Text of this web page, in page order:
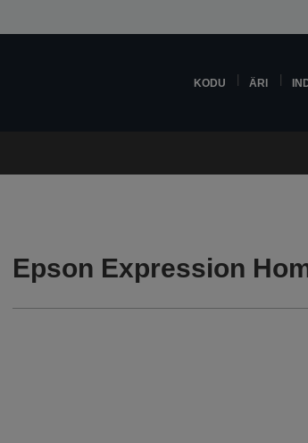
KODU ÄRI
Epson Expression